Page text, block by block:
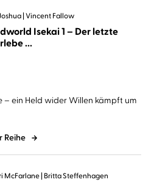
Vincent Fallow
Isekai 1 – Der letzte
...
– ein Held wider Willen kämpft um
Reihe
McFarlane Britta Steffenhagen